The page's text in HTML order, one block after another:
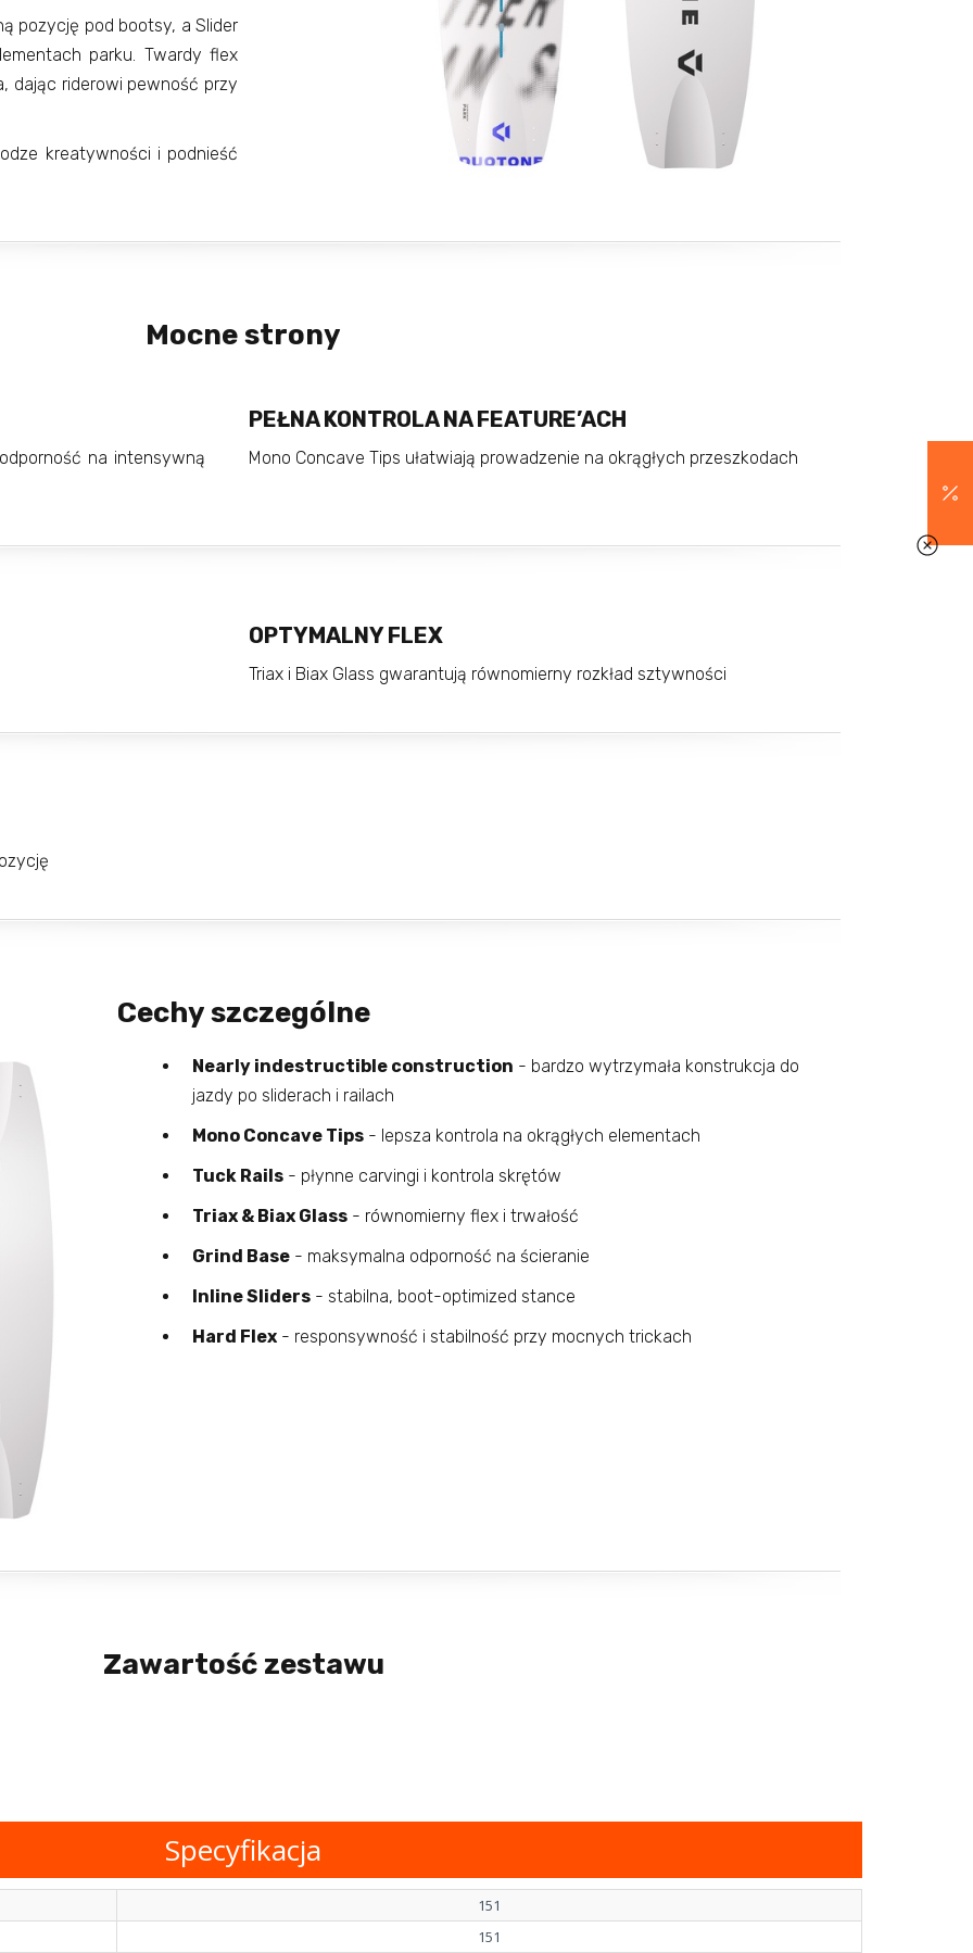
pozycję pod bootsy, a Slider
parku. Twardy flex
dając riderowi pewność przy
kreatywności i podnieść
Mocne strony
na intensywną
PEŁNA KONTROLA NA FEATURE’ACH
Mono Concave Tips ułatwiają prowadzenie na okrągłych przeszkodach
OPTYMALNY FLEX
Triax i Biax Glass gwarantują równomierny rozkład sztywności
Cechy szczególne
Nearly indestructible construction - bardzo wytrzymała konstrukcja do
jazdy po sliderach i railach
Mono Concave Tips- lepsza kontrola na okrągłych elementach
Tuck Rails- płynne carvingi i kontrola skrętów
Triax & Biax Glass- równomierny flex i trwałość
Grind Base- maksymalna odporność na ścieranie
Inline Sliders- stabilna, boot-optimized stance
Hard Flex- responsywność i stabilność przy mocnych trickach
Zawartość zestawu
Specyfikacja
151
151